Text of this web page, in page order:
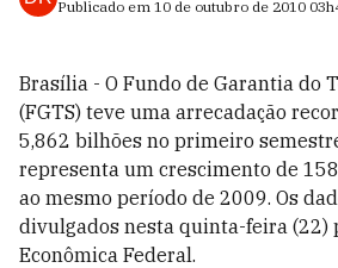
Publicado em 10 de outubro de 2010
Brasília - O Fundo de Garantia do
(FGTS) teve uma arrecadação
5,862 bilhões no primeiro
representa um crescimento de
ao mesmo período de 2009. Os
divulgados nesta quinta-feira (22)
Econômica Federal.